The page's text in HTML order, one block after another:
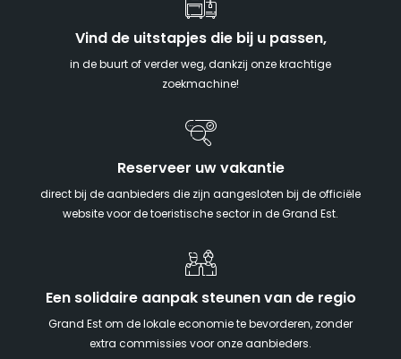
Vind de uitstapjes die bij u passen,
in de buurt of verder weg, dankzij onze krachtige
zoekmachine!
Reserveer uw vakantie
direct bij de aanbieders die zijn aangesloten bij de officiële
website voor de toeristische sector in de Grand Est.
Een solidaire aanpak steunen van de regio
Grand Est om de lokale economie te bevorderen, zonder
extra commissies voor onze aanbieders.